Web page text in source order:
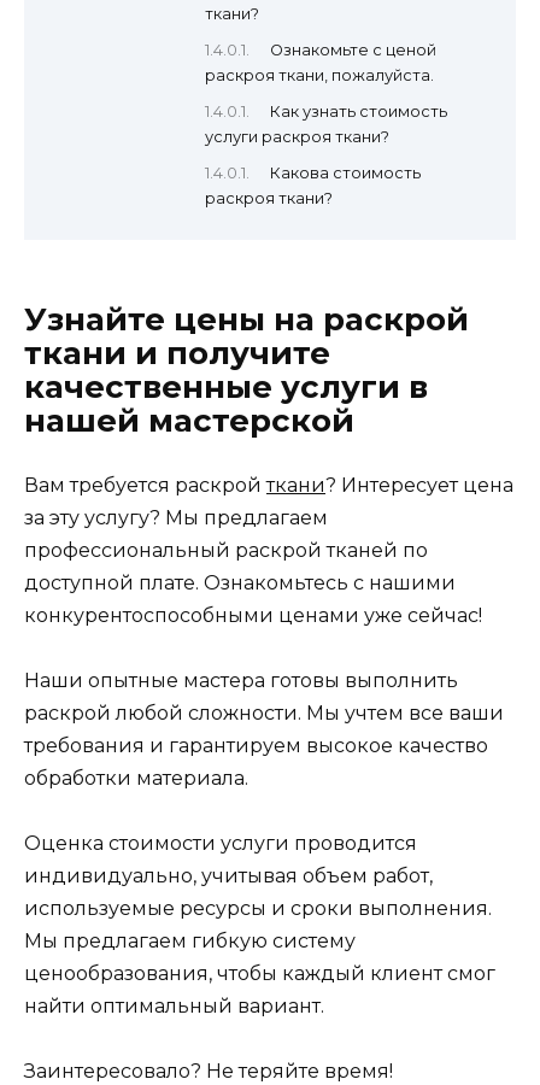
ткани?
Ознакомьте с ценой
раскроя ткани, пожалуйста.
Как узнать стоимость
услуги раскроя ткани?
Какова стоимость
раскроя ткани?
Узнайте цены на раскрой
ткани и получите
качественные услуги в
нашей мастерской
Вам требуется раскройткани? Интересует цена
за эту услугу? Мы предлагаем
профессиональный раскрой тканей по
доступной плате. Ознакомьтесь с нашими
конкурентоспособными ценами уже сейчас!
Наши опытные мастера готовы выполнить
раскрой любой сложности. Мы учтем все ваши
требования и гарантируем высокое качество
обработки материала.
Оценка стоимости услуги проводится
индивидуально, учитывая объем работ,
используемые ресурсы и сроки выполнения.
Мы предлагаем гибкую систему
ценообразования, чтобы каждый клиент смог
найти оптимальный вариант.
Заинтересовало? Не теряйте время!